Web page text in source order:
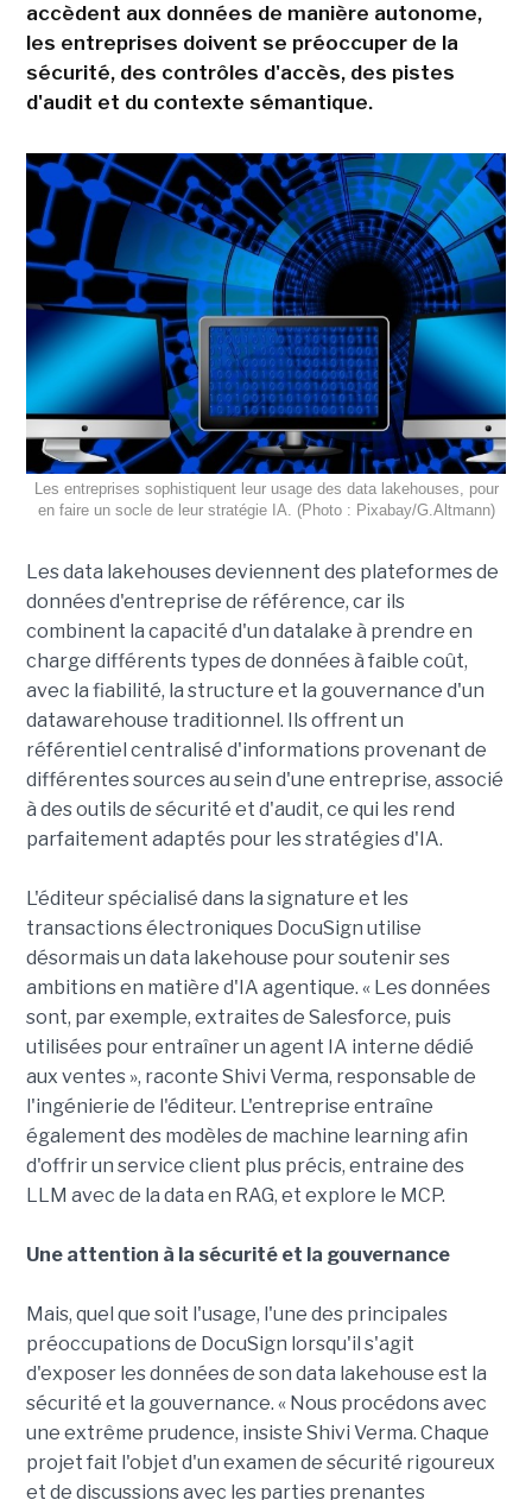
accèdent aux données de manière autonome,
les entreprises doivent se préoccuper de la
sécurité, des contrôles d'accès, des pistes
d'audit et du contexte sémantique.
Les entreprises sophistiquent leur usage des data lakehouses, pour
en faire un socle de leur stratégie IA. (Photo : Pixabay/G.Altmann)
Les data lakehouses deviennent des plateformes de
données d'entreprise de référence, car ils
combinent la capacité d'un datalake à prendre en
charge différents types de données à faible coût,
avec la fiabilité, la structure et la gouvernance d'un
datawarehouse traditionnel. Ils offrent un
référentiel centralisé d'informations provenant de
différentes sources au sein d'une entreprise, associé
à des outils de sécurité et d'audit, ce qui les rend
parfaitement adaptés pour les stratégies d'IA.
L'éditeur spécialisé dans la signature et les
transactions électroniques DocuSign utilise
désormais un data lakehouse pour soutenir ses
ambitions en matière d'IA agentique. « Les données
sont, par exemple, extraites de Salesforce, puis
utilisées pour entraîner un agent IA interne dédié
aux ventes », raconte Shivi Verma, responsable de
l'ingénierie de l'éditeur. L'entreprise entraîne
également des modèles de machine learning afin
d'offrir un service client plus précis, entraine des
LLM avec de la data en RAG, et explore le MCP.
Une attention à la sécurité et la gouvernance
Mais, quel que soit l'usage, l'une des principales
préoccupations de DocuSign lorsqu'il s'agit
d'exposer les données de son data lakehouse est la
sécurité et la gouvernance. « Nous procédons avec
une extrême prudence, insiste Shivi Verma. Chaque
projet fait l'objet d'un examen de sécurité rigoureux
et de discussions avec les parties prenantes